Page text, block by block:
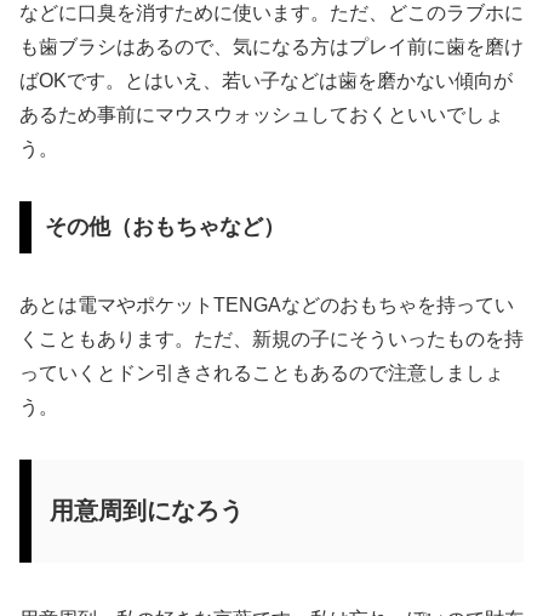
などに口臭を消すために使います。ただ、どこのラブホに
も歯ブラシはあるので、気になる方はプレイ前に歯を磨け
ばOKです。とはいえ、若い子などは歯を磨かない傾向が
あるため事前にマウスウォッシュしておくといいでしょ
う。
その他（おもちゃなど）
あとは電マやポケットTENGAなどのおもちゃを持ってい
くこともあります。ただ、新規の子にそういったものを持
っていくとドン引きされることもあるので注意しましょ
う。
用意周到になろう